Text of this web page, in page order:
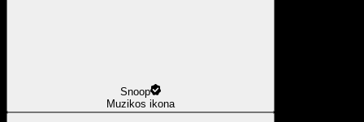
Snoop
Muzikos ikona